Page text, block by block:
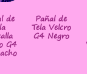
de
G4
Pañal de
Tela Velcro
G4 Negro